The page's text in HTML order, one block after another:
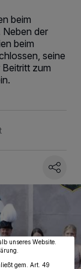
beim
Neben der
beim
seine
zum
Daten
und unsere
Anzeigen
Menü jederzeit
zu
am unteren
unseres Website.
gem. Art. 49